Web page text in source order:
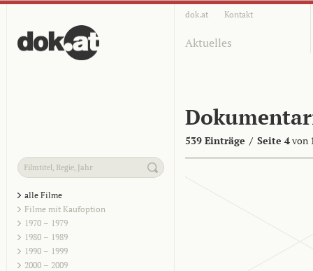
dok.at Kontakt
Aktuelles
539 Einträge / Seite 4von
alle Filme
Filme mit Kaufoption
1970 – 1979
1980 – 1989
1990 – 1999
2000 – 2009